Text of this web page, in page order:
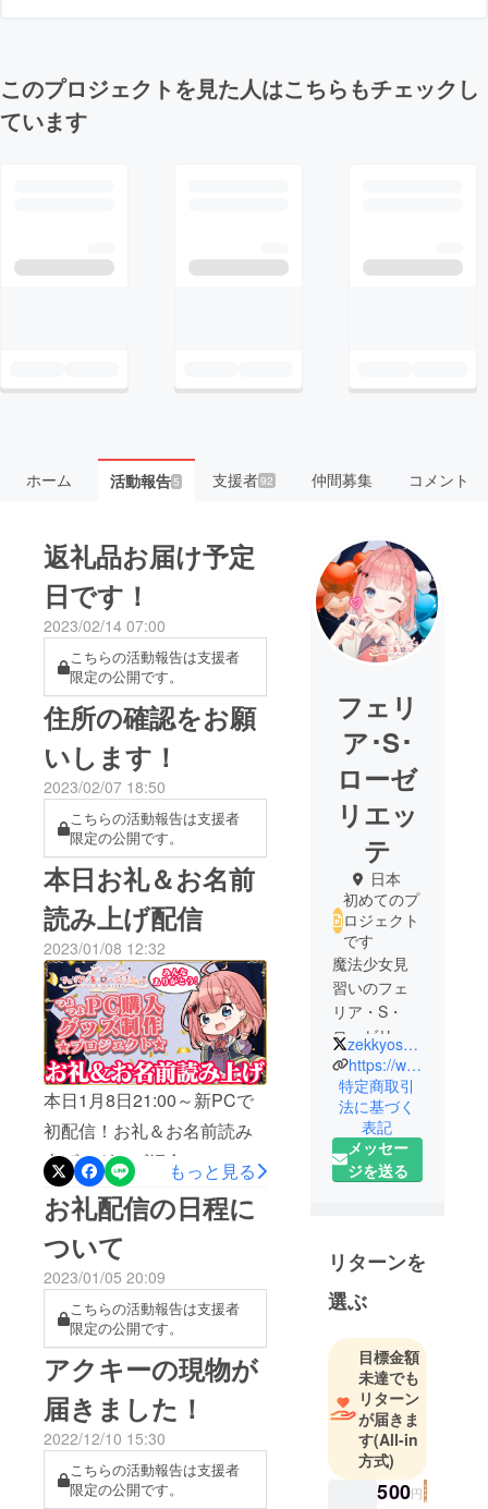
このプロジェクトを見た人はこちらもチェックし
ています
ホーム 活動報告5 支援者92 仲間募集 コメント
返礼品お届け予定
日です！
2023/02/14 07:00
こちらの活動報告は支援者
限定の公開です。
住所の確認をお願
いします！
2023/02/07 18:50
こちらの活動報告は支援者
限定の公開です。
本日お礼＆お名前
読み上げ配信
2023/01/08 12:32
本日1月8日21:00～新PCで
初配信！お礼＆お名前読み
上げ＆グッズ紹介
https://youtu.be/SzeT1IbnFR
4昨日新PCが届きました！
改めまして、みなさんあり
がとうございました！お名
前の読み上げや、今届いて
いるグッズを紹介しますの
でお楽しみに♪
もっと見る
お礼配信の日程に
ついて
2023/01/05 20:09
こちらの活動報告は支援者
限定の公開です。
アクキーの現物が
届きました！
2022/12/10 15:30
こちらの活動報告は支援者
限定の公開です。
フェリ
ア･S･
ローゼ
リエッ
テ
日本
初めてのプ
ロジェクト
です
魔法少女見
習いのフェ
リア・S・
ローゼリ
エッテで
す！
絶叫先生の
もとで魔法
とオタ活の
修行中☽:ﾟ･
日動画投
稿、配信し
ています。
来てね～♪
zekkyosensei
https://www.youtube.com/channel/UC5laEaxR5O1Fsx1VtcJfw4A
特定商取引
法に基づく
表記
メッセー
ジを送る
リターンを
選ぶ
目標金額
未達でも
リターン
が届きま
す(All-in
方式)
500円